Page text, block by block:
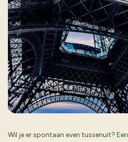
Wil je er spontaan even tussenuit? Een